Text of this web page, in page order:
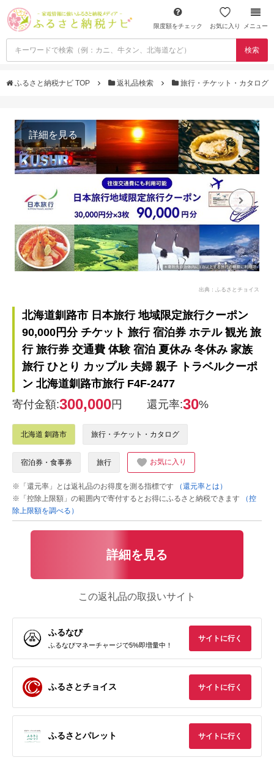
限度額をチェック お気に入り メニュー
検索
ふるさと納税ナビ TOP 返礼品検索 旅行・チケット・カタログ
詳細を見る
出典：ふるさとチョイス
北海道釧路市 日本旅行 地域限定旅行クーポン
90,000円分 チケット 旅行 宿泊券 ホテル 観光 旅
行 旅行券 交通費 体験 宿泊 夏休み 冬休み 家族
旅行 ひとり カップル 夫婦 親子 トラベルクーポ
ン 北海道釧路市旅行 F4F-2477
寄付金額:300,000円 還元率:30%
北海道 釧路市 旅行・チケット・カタログ
宿泊券・食事券 旅行 お気に入り
※「還元率」とは返礼品のお得度を測る指標です
（還元率とは）
※「控除上限額」の範囲内で寄付するとお得にふるさと納税できます
（控
除上限額を調べる）
詳細を見る
この返礼品の取扱いサイト
ふるなび
ふるなびマネーチャージで5%即増量中！
サイトに行く
ふるさとチョイス サイトに行く
ふるさとパレット サイトに行く